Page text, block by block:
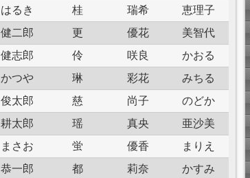
はるき 桂 瑞希
恵理子
健二郎 更 優花
美智代
健志郎 伶 咲良
かおる
かつや 琳 彩花
みちる
俊太郎 慈 尚子
のどか
耕太郎 瑶 真央
亜沙美
まさお 蛍 優香
まりえ
恭一郎 都 莉奈 かすみ